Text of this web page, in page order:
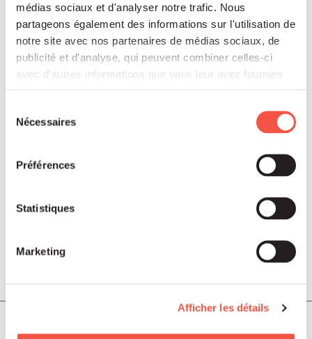
médias sociaux et d'analyser notre trafic. Nous
partageons également des informations sur l'utilisation de
notre site avec nos partenaires de médias sociaux, de
publicité et d'analyse, qui peuvent combiner celles-ci
avec d'autres informations que vous leur avez fournies
Nécessaires
Préférences
Statistiques
Marketing
Afficher les détails
Read
more